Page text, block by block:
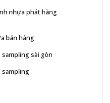
nhựa phát hàng
bán hàng
sài gòn